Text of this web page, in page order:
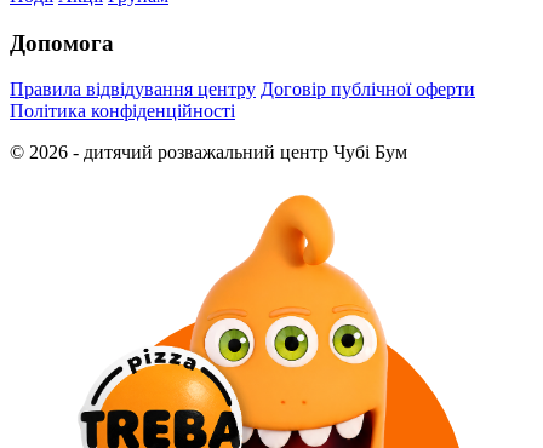
Допомога
Правила відвідування центру Договір публічної оферти
Політика конфіденційності
© 2026 - дитячий розважальний центр Чубі Бум